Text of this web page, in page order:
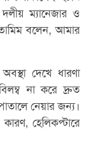
ম্যানেজার ও
বলেন, আমার
দেখে ধারণা
না করে দ্রুত
নেয়ার জন্য।
হেলিকপ্টারে